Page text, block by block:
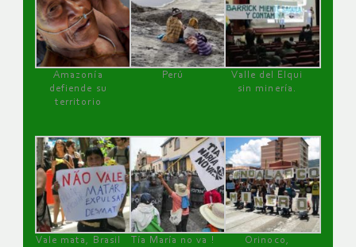
Amazonía
defiende su
territorio
Perú
Valle del Elqui
sin minería.
Vale mata, Brasil
Tía María no va !
Orinoco,